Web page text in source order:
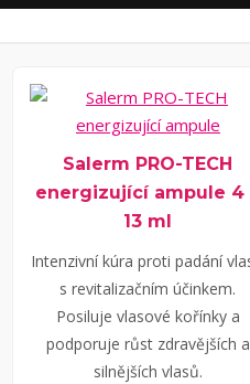
Salerm PRO-TECH
energizující ampule 4
13 ml
Intenzivní kúra proti padání
s revitalizačním účinkem.
Posiluje vlasové kořínky a
podporuje růst zdravějších a
silnějších vlasů.